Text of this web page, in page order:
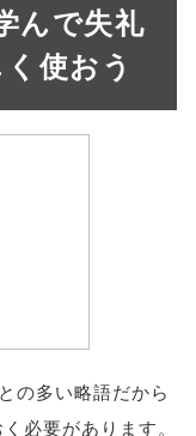
んで失礼
使おう
の多い略語だから
必要があります。